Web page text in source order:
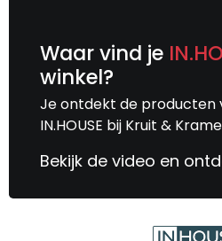
Waar vind je
winkel?
Je ontdekt de producten
IN.HOUSE bij Kruit &
Bekijk de video en